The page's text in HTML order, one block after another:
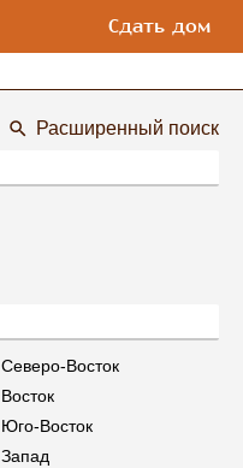
Сдать дом
Расширенный поиск
Северо-Восток
Восток
Юго-Восток
Запад